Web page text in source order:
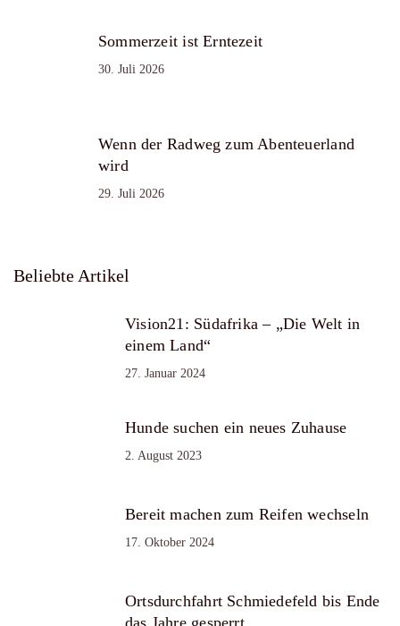
Sommerzeit ist Erntezeit
30. Juli 2026
Wenn der Radweg zum Abenteuerland
wird
29. Juli 2026
Beliebte Artikel
Vision21: Südafrika – „Die Welt in
einem Land“
27. Januar 2024
Hunde suchen ein neues Zuhause
2. August 2023
Bereit machen zum Reifen wechseln
17. Oktober 2024
Ortsdurchfahrt Schmiedefeld bis Ende
das Jahre gesperrt